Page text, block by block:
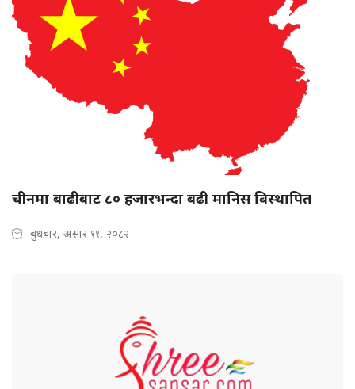
चीनमा बाढीबाट ८० हजारभन्दा बढी मानिस विस्थापित
बुधबार, असार ११, २०८२